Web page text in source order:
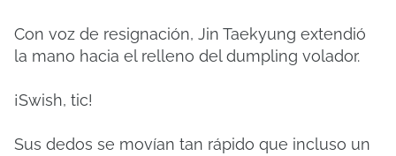
Con voz de resignación, Jin Taekyung extendió
la mano hacia el relleno del dumpling volador.
¡Swish, tic!
Sus dedos se movían tan rápido que incluso un